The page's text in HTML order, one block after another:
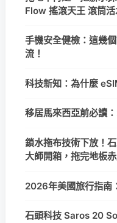
Flow 搖滾天王 滾筒
手機安全健檢：這幾
流！
科技新知：為什麼
移居馬來西亞前必讀
鎖水拖布技術下放！
大師開箱，拖完地板
2026年美國旅行指南
石頭科技 Saros 20